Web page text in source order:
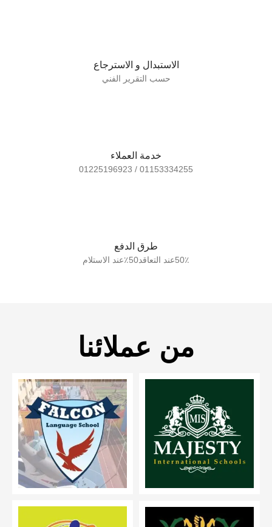
الاستبدال و الاسترجاع
حسب التقرير الفني
خدمة العملاء
01153334255 / 01225196923
طرق الدفع
50٪عند التعاقد50٪عند الاستلام
من عملائنا